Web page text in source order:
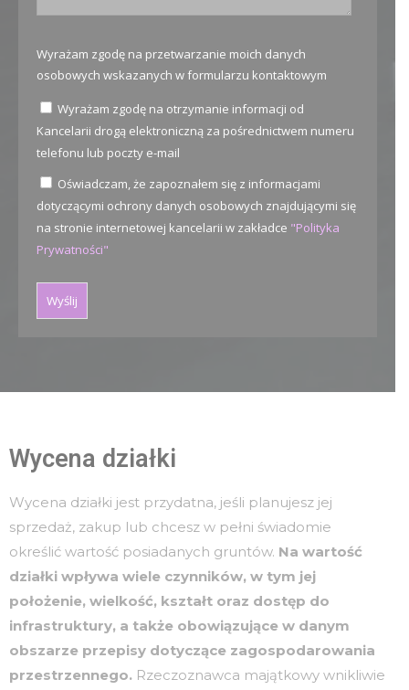
Wyrażam zgodę na przetwarzanie moich danych
osobowych wskazanych w formularzu kontaktowym
Wyrażam zgodę na otrzymanie informacji od
Kancelarii drogą elektroniczną za pośrednictwem numeru
telefonu lub poczty e-mail
Oświadczam, że zapoznałem się z informacjami
dotyczącymi ochrony danych osobowych znajdującymi się
na stronie internetowej kancelarii w zakładce "Polityka
Prywatności"
Wycena działki
Wycena działki jest przydatna, jeśli planujesz jej
sprzedaż, zakup lub chcesz w pełni świadomie
określić wartość posiadanych gruntów. Na wartość
działki wpływa wiele czynników, w tym jej
położenie, wielkość, kształt oraz dostęp do
infrastruktury, a także obowiązujące w danym
obszarze przepisy dotyczące zagospodarowania
przestrzennego. Rzeczoznawca majątkowy wnikliwie